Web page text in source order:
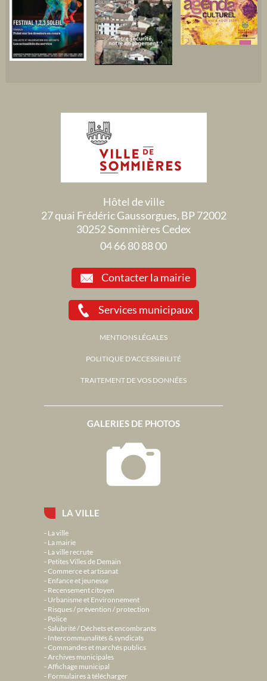
LA VILLE
La ville
La mairie
La ville recrute
Petites Villes de Demain
Commerce et artisanat
Enfance et jeunesse
Recensement citoyen
Urbanisme et Environnement
Risques / prévention / protection
Police
Salubrité / Déchets et encombrants
Intercommunalités & syndicats
Commandes et marchés publics
Archives municipales
Affichage municipal
Formulaires à télécharger
GALERIES DE PHOTOS
Hôtel de ville
27 quai Frédéric Gaussorgues, BP 72002
30252 Sommières Cedex
04 66 80 88 00
Contacter la mairie
Services municipaux
MENTIONS LÉGALES
POLITIQUE D'ACCESSIBILITÉ
TRAITEMENT DE VOS DONNÉES